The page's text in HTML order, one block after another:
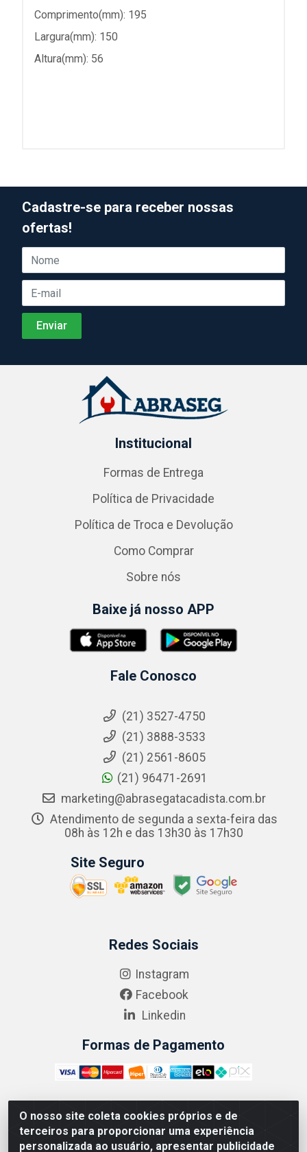
Comprimento(mm): 195
Largura(mm): 150
Altura(mm): 56
O nosso site coleta cookies próprios e de
terceiros para proporcionar uma experiência
personalizada ao usuário, apresentar publicidade
Cadastre-se para receber nossas
ofertas!
Institucional
Formas de Entrega
Política de Privacidade
Política de Troca e Devolução
Como Comprar
Sobre nós
Baixe já nosso APP
Fale Conosco
(21) 3527-4750
(21) 3888-3533
(21) 2561-8605
(21) 96471-2691
marketing@abrasegatacadista.com.br
Atendimento de segunda a sexta-feira das
08h às 12h e das 13h30 às 17h30
Site Seguro
Redes Sociais
Instagram
Facebook
Linkedin
Formas de Pagamento
ABRASEG COMÉRCIO ATACADISTA LTDA - CNPJ:
10.894.768/0001-00 - Avenida Lobo Júnior, 1045 -